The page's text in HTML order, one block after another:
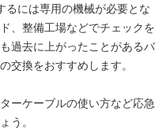
るには専用の機械が必要とな
、整備工場などでチェックを
過去に上がったことがあるバ
交換をおすすめします。
ーケーブルの使い方など応急
う。